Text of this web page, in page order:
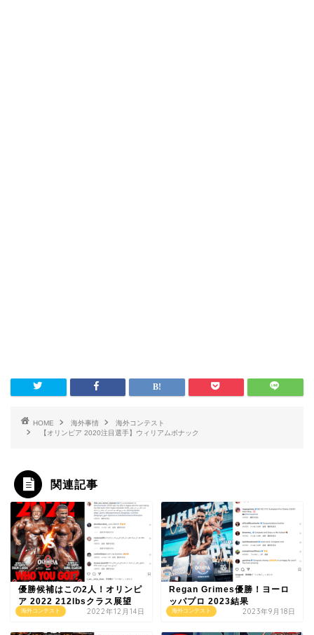
HOME 海外事情
海外コンテスト
【オリンピア 2020注目選手】ウィリアムボナック
関連記事
海外コンテスト
優勝候補はこの2人！オリンピ
ア 2022 212lbsクラス展望
2022年12月14日 海外コンテスト
Regan Grimes優勝！ヨーロ
ッパプロ 2023結果
2023年9月18日